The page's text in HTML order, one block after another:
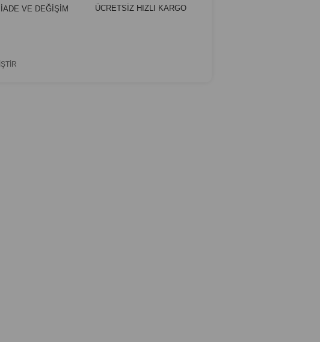
İADE VE DEĞİŞİM ÜCRETSİZ HIZLI KARGO